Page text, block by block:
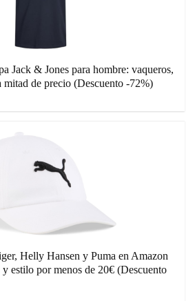
Jack & Jones para hombre: vaqueros,
mitad de precio (Descuento -72%)
Helly Hansen y Puma en Amazon
estilo por menos de 20€ (Descuento